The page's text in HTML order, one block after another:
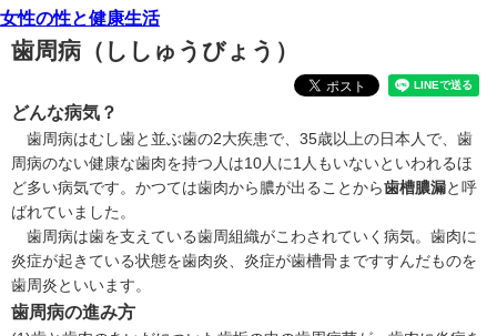
女性の性と健康生活
歯周病 （ししゅうびょう）
どんな病気？
歯周病はむし歯と並ぶ歯の2大疾患で、35歳以上の日本人で、歯
周病のない健康な歯肉を持つ人は10人に1人もいないといわれるほ
ど多い病気です。かつては歯肉から膿が出ることから歯槽膿漏と呼
ばれていました。
歯周病は歯を支えている歯周組織がこわされていく病気。歯肉に
炎症が起きている状態を歯肉炎、炎症が歯槽骨まですすんだものを
歯周炎といいます。
歯周病の進み方